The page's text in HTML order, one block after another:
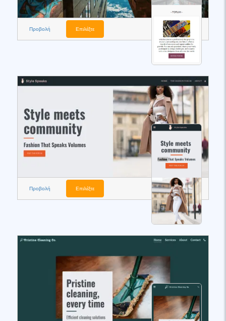
Προβολή Επιλέξτε
Προβολή Επιλέξτε